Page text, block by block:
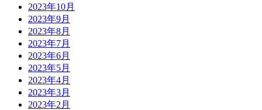
2023年10月
2023年9月
2023年8月
2023年7月
2023年6月
2023年5月
2023年4月
2023年3月
2023年2月